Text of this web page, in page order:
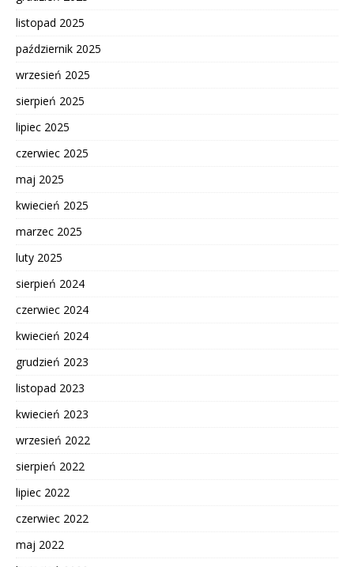
listopad 2025
październik 2025
wrzesień 2025
sierpień 2025
lipiec 2025
czerwiec 2025
maj 2025
kwiecień 2025
marzec 2025
luty 2025
sierpień 2024
czerwiec 2024
kwiecień 2024
grudzień 2023
listopad 2023
kwiecień 2023
wrzesień 2022
sierpień 2022
lipiec 2022
czerwiec 2022
maj 2022